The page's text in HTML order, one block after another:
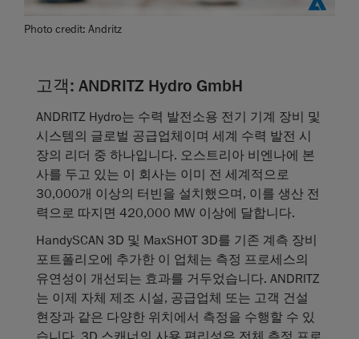
Photo credit: Andritz
고객: ANDRITZ Hydro GmbH
ANDRITZ Hydro는 수력 발전소용 전기 기계 장비 및
시스템의 글로벌 공급업체이며 세계 수력 발전 시
장의 리더 중 하나입니다. 오스트리아 비엔나에 본
사를 두고 있는 이 회사는 이미 전 세계적으로
30,000개 이상의 터빈을 설치했으며, 이를 생산 전
력으로 따지면 420,000 MW 이상에 달합니다.
HandySCAN 3D 및 MaxSHOT 3D를 기존 계측 장비
포트폴리오에 추가한 이 업체는 측정 프로세스의
유연성이 개선되는 효과를 거두었습니다. ANDRITZ
는 이제 자체 제조 시설, 공급업체 또는 고객 건설
현장과 같은 다양한 위치에서 측정을 수행할 수 있